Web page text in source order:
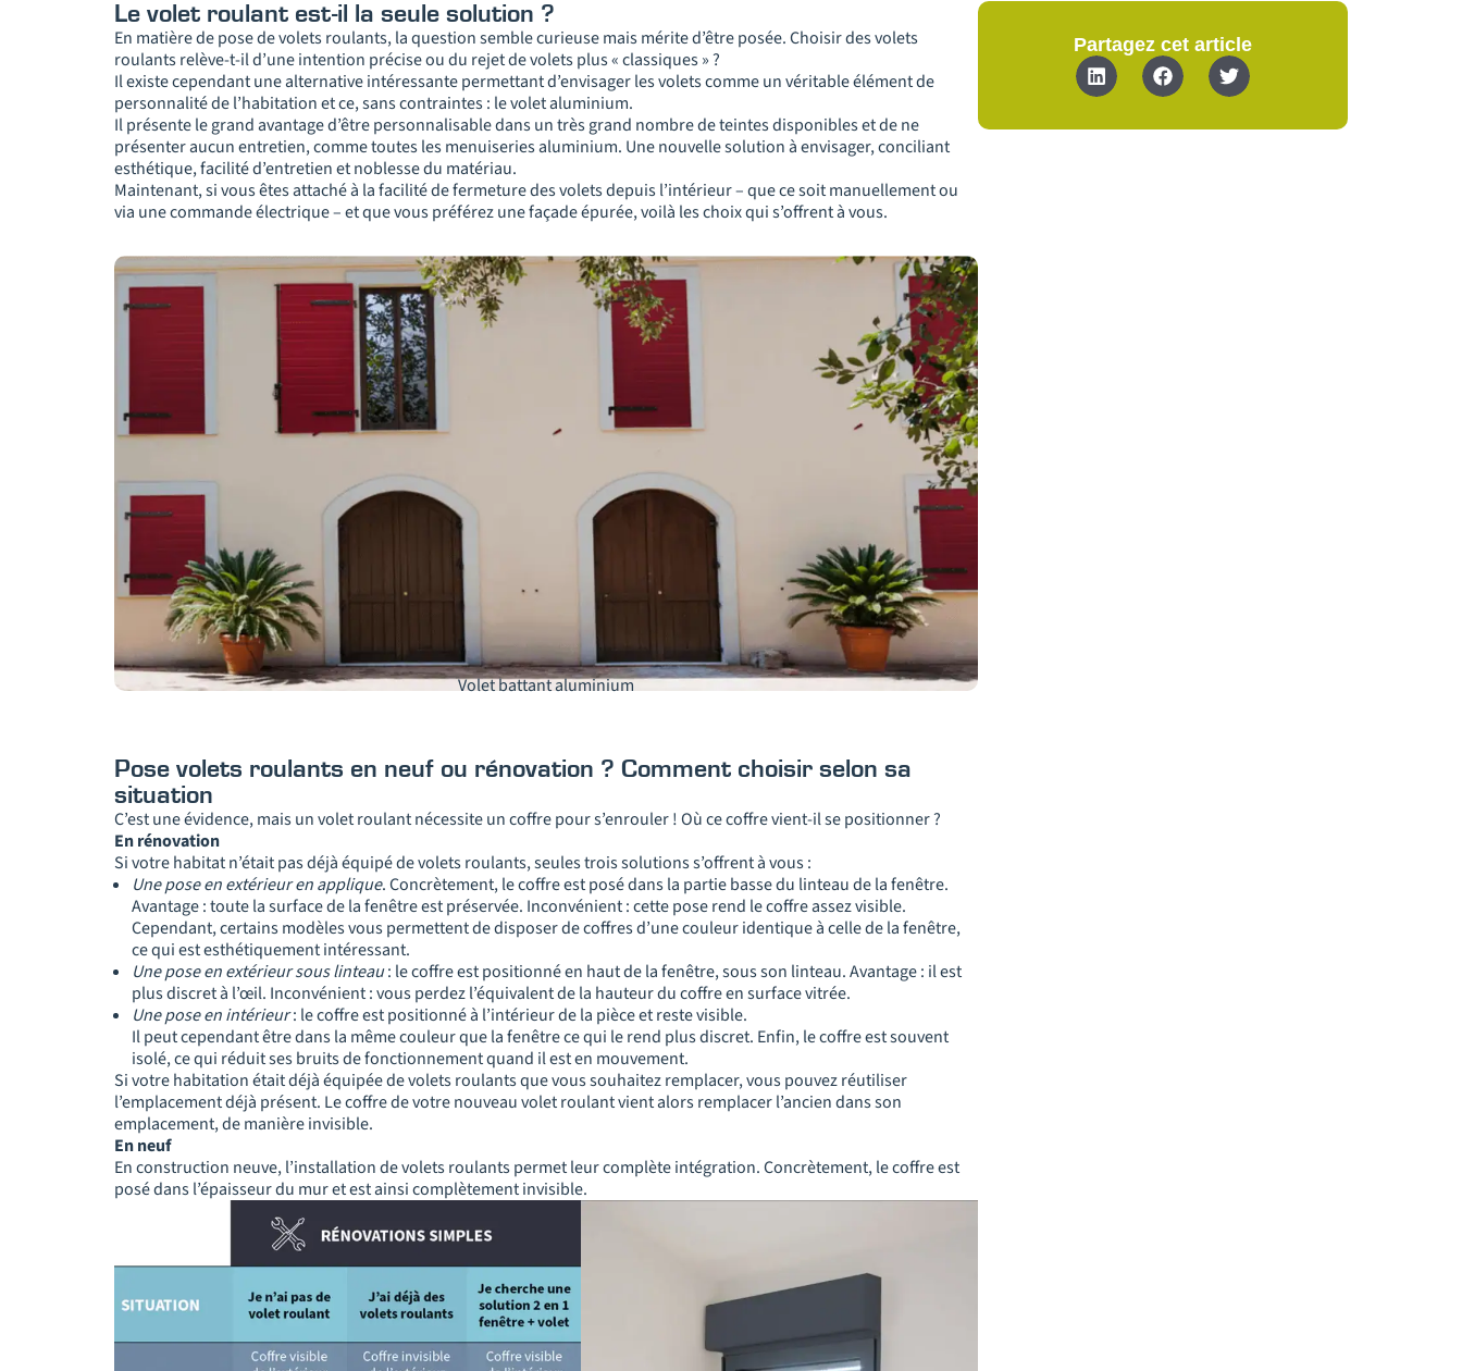
Le volet roulant est-il la seule solution ?
En matière de pose de volets roulants, la question semble curieuse mais mérite d’être posée. Choisir des volets
roulants relève-t-il d’une intention précise ou du rejet de volets plus « classiques » ?
Il existe cependant une alternative intéressante permettant d’envisager les volets comme un véritable élément de
personnalité de l’habitation et ce, sans contraintes : le volet aluminium.
Il présente le grand avantage d’être personnalisable dans un très grand nombre de teintes disponibles et de ne
présenter aucun entretien, comme toutes les menuiseries aluminium. Une nouvelle solution à envisager, conciliant
esthétique, facilité d’entretien et noblesse du matériau.
Maintenant, si vous êtes attaché à la facilité de fermeture des volets depuis l’intérieur – que ce soit manuellement ou
via une commande électrique – et que vous préférez une façade épurée, voilà les choix qui s’offrent à vous.
Volet battant aluminium
Pose volets roulants en neuf ou rénovation ? Comment choisir selon sa
situation
C’est une évidence, mais un volet roulant nécessite un coffre pour s’enrouler ! Où ce coffre vient-il se positionner ?
En rénovation
Si votre habitat n’était pas déjà équipé de volets roulants, seules trois solutions s’offrent à vous :
Une pose en extérieur en applique. Concrètement, le coffre est posé dans la partie basse du linteau de la fenêtre.
Avantage : toute la surface de la fenêtre est préservée. Inconvénient : cette pose rend le coffre assez visible.
Cependant, certains modèles vous permettent de disposer de coffres d’une couleur identique à celle de la fenêtre,
ce qui est esthétiquement intéressant.
Une pose en extérieur sous linteau: le coffre est positionné en haut de la fenêtre, sous son linteau. Avantage : il est
plus discret à l’œil. Inconvénient : vous perdez l’équivalent de la hauteur du coffre en surface vitrée.
Une pose en intérieur: le coffre est positionné à l’intérieur de la pièce et reste visible.
Il peut cependant être dans la même couleur que la fenêtre ce qui le rend plus discret. Enfin, le coffre est souvent
isolé, ce qui réduit ses bruits de fonctionnement quand il est en mouvement.
Si votre habitation était déjà équipée de volets roulants que vous souhaitez remplacer, vous pouvez réutiliser
l’emplacement déjà présent. Le coffre de votre nouveau volet roulant vient alors remplacer l’ancien dans son
emplacement, de manière invisible.
En neuf
En construction neuve, l’installation de volets roulants permet leur complète intégration. Concrètement, le coffre est
posé dans l’épaisseur du mur et est ainsi complètement invisible.
Partagez cet article